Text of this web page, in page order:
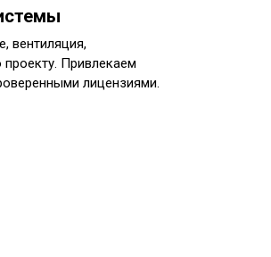
вентиляция,
Привлекаем
лицензиями.